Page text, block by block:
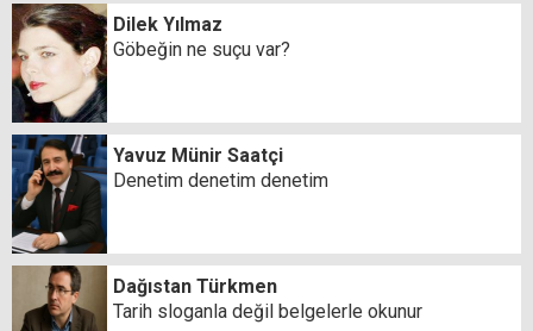
Dilek Yılmaz
Göbeğin ne suçu var?
Yavuz Münir Saatçi
Denetim denetim denetim
Dağıstan Türkmen
Tarih sloganla değil belgelerle okunur